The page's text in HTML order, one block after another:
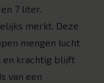
7 liter.
merkt. Deze
mengen lucht
en krachtig blijft
van een